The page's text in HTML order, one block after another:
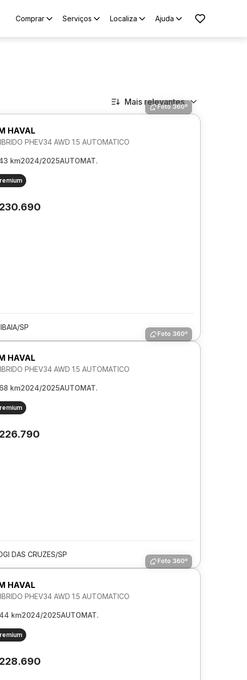
Comprar Serviços Localiza Ajuda
Mais relevantes
Foto 360º
HAVAL
PHEV34 AWD 1.5 AUTOMATICO
km2024/2025AUTOMAT.
SP
Foto 360º
HAVAL
PHEV34 AWD 1.5 AUTOMATICO
km2024/2025AUTOMAT.
DAS CRUZES/SP
Foto 360º
HAVAL
PHEV34 AWD 1.5 AUTOMATICO
km2024/2025AUTOMAT.